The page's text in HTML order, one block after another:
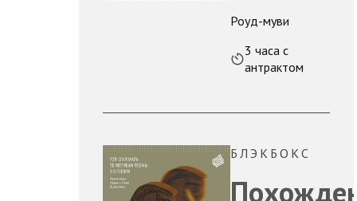
Роуд-муви
3 часа с
антрактом
БЛЭКБОКС